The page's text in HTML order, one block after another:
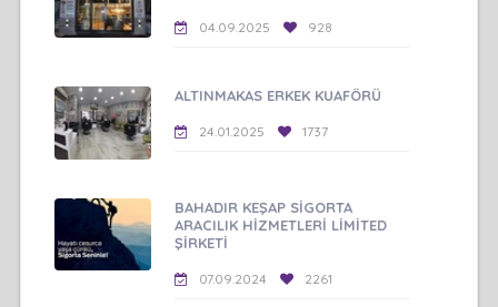
04.09.2025 928
ALTINMAKAS ERKEK KUAFÖRÜ
24.01.2025 1737
BAHADIR KEŞAP SİGORTA
ARACILIK HİZMETLERİ LİMİTED
ŞİRKETİ
07.09.2024 2261